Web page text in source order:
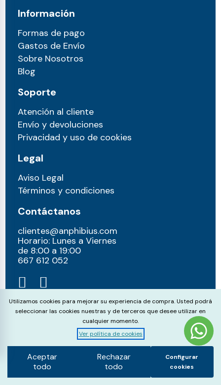
Información
Formas de pago
Gastos de Envío
Sobre Nosotros
Blog
Soporte
Atención al cliente
Envío y devoluciones
Privacidad y uso de cookies
Legal
Aviso Legal
Términos y condiciones
Contáctanos
clientes@anphibius.com
Horario: Lunes a Viernes
de 8:00 a 19:00
667 612 052​
© anphibius, 2026
Pago 100% seguros con:
Cookie Consent
Utilizamos cookies para mejorar su experiencia de compra. Usted podrá
seleccionar las cookies nuestras y de terceros que desee utilizar en
cualquier momento.
Ver política de cookies
Aceptar
todo
Rechazar
todo
Configurar
cookies